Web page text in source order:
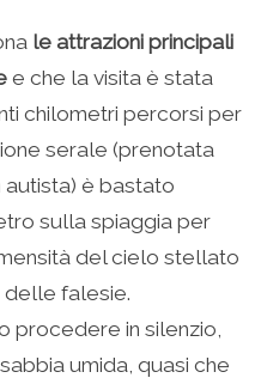
le attrazioni principali
e che la visita è stata
chilometri percorsi per
serale (prenotata
autista) è bastato
sulla spiaggia per
del cielo stellato
delle falesie.
procedere in silenzio,
umida, quasi che